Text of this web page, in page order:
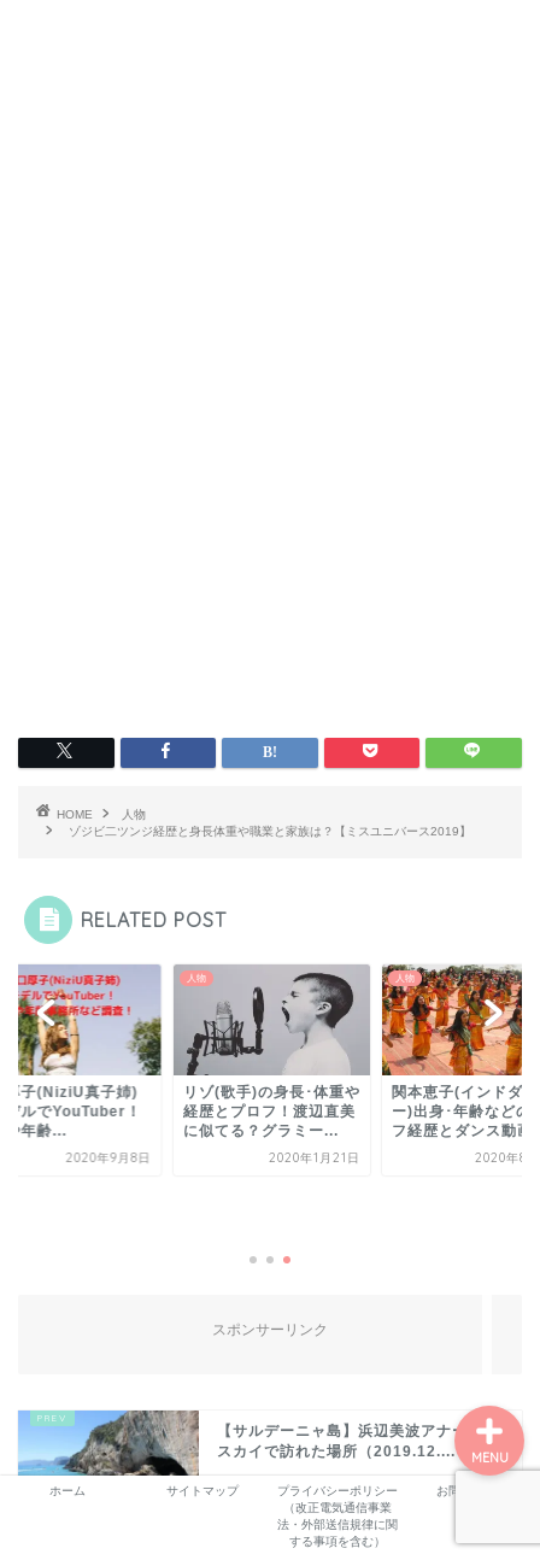
HOME
人物
ゾジビ二ツンジ経歴と身長体重や職業と家族は？【ミスユニバース2019】
RELATED POST
厚子(NiziU真子姉)
デルでYouTuber！
や年齢...
2020年9月8日
人物
リゾ(歌手)の身長･体重や
経歴とプロフ！渡辺直美
に似てる？グラミー...
2020年1月21日
人物
関本恵子(インドダ
ー)出身･年齢などの
フ経歴とダンス動画
2020年8
スポンサーリンク
【サルデーニャ島】浜辺美波アナーザー
スカイで訪れた場所（2019.12....
【おむすびケーキ】大阪の場所期間や種
ホーム サイトマップ
プライバシーポリシー
（改正電気通信事業
法・外部送信規律に関
する事項を含む）
お問い合わせ
MENU
ホーム
ランキング